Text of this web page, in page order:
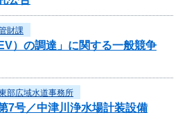
財課
）の調達」に関する一般競争
部広域水道事務所
7号／中津川浄水場計装設備